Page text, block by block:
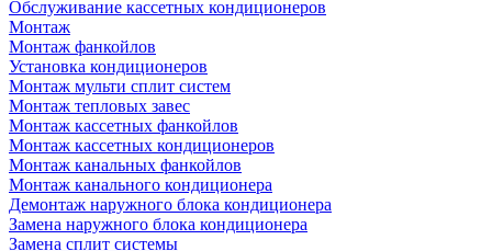
Обслуживание кассетных кондиционеров
Монтаж
Монтаж фанкойлов
Установка кондиционеров
Монтаж мульти сплит систем
Монтаж тепловых завес
Монтаж кассетных фанкойлов
Монтаж кассетных кондиционеров
Монтаж канальных фанкойлов
Монтаж канального кондиционера
Демонтаж наружного блока кондиционера
Замена наружного блока кондиционера
Замена сплит системы